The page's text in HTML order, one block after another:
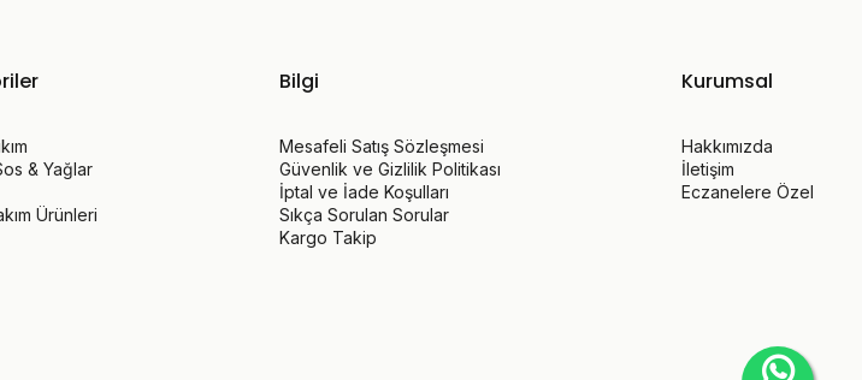
& Yağlar
Ürünleri
Bilgi
Mesafeli Satış Sözleşmesi
Güvenlik ve Gizlilik Politikası
İptal ve İade Koşulları
Sıkça Sorulan Sorular
Kargo Takip
Kurumsal
Hakkımızda
İletişim
Eczanelere Özel